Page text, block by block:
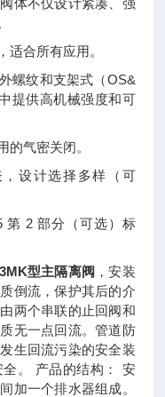
体不仅设计紧凑、强
适合所有应用。
螺纹和支架式（OS&
提供高机械强度和可
的气密关闭。
设计选择多样（可
第 2 部分（可选）标
型主隔离阀 ，安装
倒流，保护其后的介
两个串联的止回阀和
无一点回流。管道防
生回流污染的安全装
。 产品的结构： 安
加一个排水器组成。